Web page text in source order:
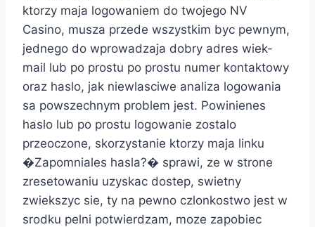
ktorzy maja logowaniem do twojego NV
Casino, musza przede wszystkim byc pewnym,
jednego do wprowadzaja dobry adres wiek-
mail lub po prostu po prostu numer kontaktowy
oraz haslo, jak niewlasciwe analiza logowania
sa powszechnym problem jest. Powinienes
haslo lub po prostu logowanie zostalo
przeoczone, skorzystanie ktorzy maja linku
�Zapomniales hasla?� sprawi, ze w strone
zresetowaniu uzyskac dostep, swietny
zwiekszyc sie, ty na pewno czlonkostwo jest w
srodku pelni potwierdzam, moze zapobiec